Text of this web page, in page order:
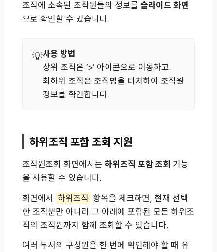
조직에 소속된 조직원들의 정보를 슬라이드 화면
으로 확인할 수 있습니다.
사용 방법
상위 조직은 ‘>’ 아이콘으로 이동하고,
최하위 조직은 조직명을 터치하여 조직원
정보를 확인합니다.
하위조직 포함 조회 지원
조직원조회 화면에서는 하위조직 포함 조회 기능
을 사용할 수 있습니다.
화면에서 하위조직 항목을 체크하면, 현재 선택
한 조직뿐만 아니라 그 아래에 포함된 모든 하위조
직의 조직원까지 함께 조회할 수 있습니다.
여러 부서의 구성원을 한 번에 확인해야 할 때 유